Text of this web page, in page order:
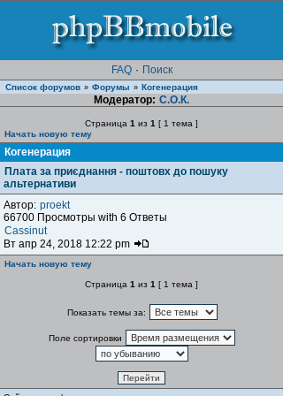
FAQ · Поиск
Список форумов » Форумы » Когенерация
Модератор: С.О.К.
Страница 1 из 1 [ 1 тема ]
Начать новую тему
Когенерация
Плата за приєднання - поштовх до пошуку
альтернативи
Автор: proekt
66700 Просмотры with 6 Ответы
Cassinut
Вт апр 24, 2018 12:22 pm
Начать новую тему
Страница 1 из 1 [ 1 тема ]
Показать темы за:
Поле сортировки